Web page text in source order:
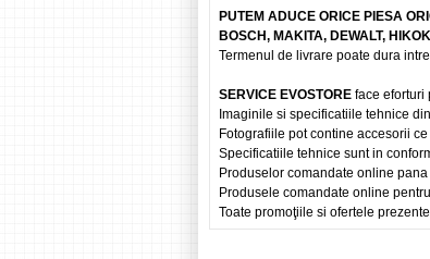
PUTEM ADUCE ORICE PIESA
BOSCH, MAKITA, DEWALT,
Termenul de livrare poate dura
SERVICE EVOSTORE face eforturi
Imaginile si specificatiile tehnice
Fotografiile pot contine accesorii
Specificatiile tehnice sunt in
Produselor comandate online
Produsele comandate online
Toate promoţiile si ofertele